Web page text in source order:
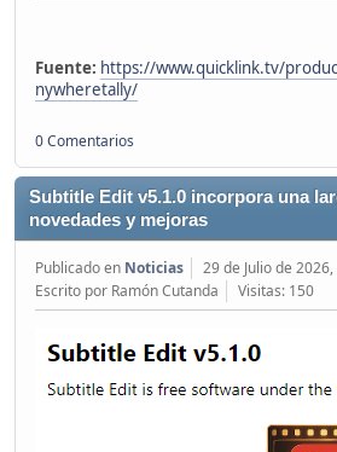
Fuente: https://www.quicklink.tv/
nywheretally/
0 Comentarios
Subtitle Edit v5.1.0 incorpora una
novedades y mejoras
Publicado en Noticias
29 de Julio de
Escrito por Ramón Cutanda
Visitas: 150